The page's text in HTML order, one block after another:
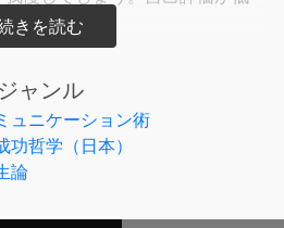
ない。
すべての人に、その原因と、ど
とぎれるのが怖い
ことをしている気になる
ジャンル
ュニケーション術
功哲学（日本）
論